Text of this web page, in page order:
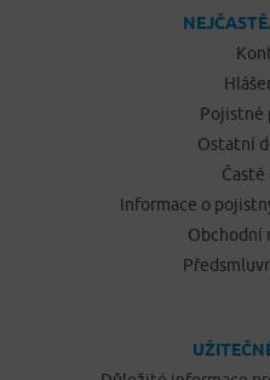
Pojistné
Ostatní
Informace o
Obchodní